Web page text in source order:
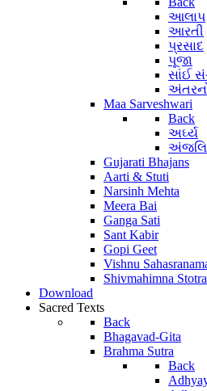
આલાપ
આરતી
પ્રસાદ
પૂજા
સાંઈ
Maa Sarveshwari
Back
અર્ઘ્ય
અંજલિ
Gujarati Bhajans
Aarti & Stuti
Narsinh Mehta
Meera Bai
Ganga Sati
Sant Kabir
Gopi Geet
Vishnu
Shivmahimna Stotra
Download
Sacred Texts
Back
Bhagavad-Gita
Brahma Sutra
Back